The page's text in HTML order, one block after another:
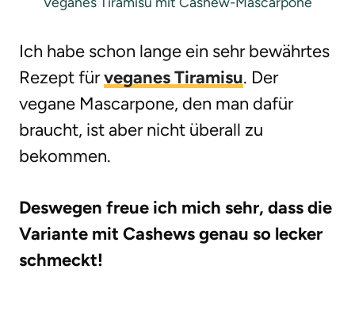
Ich habe schon lange ein sehr bewährtes
Rezept fürveganes Tiramisu. Der
vegane Mascarpone, den man dafür
braucht, ist aber nicht überall zu
bekommen.
Deswegen freue ich mich sehr, dass die
Variante mit Cashews genau so lecker
schmeckt!